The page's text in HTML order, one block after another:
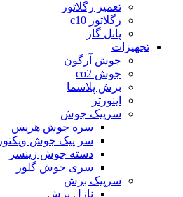
تعمیر رگلاتور
رگلاتور c10
پانل گاز
تجهیزات
جوش آرگون
جوش co2
برش پلاسما
اینورتر
سرپیک جوش
سره جوش هریس
سر پیک جوش ویکتور
دسته جوش زینسر
سری جوش گلور
سرپیک برش
نازل برش